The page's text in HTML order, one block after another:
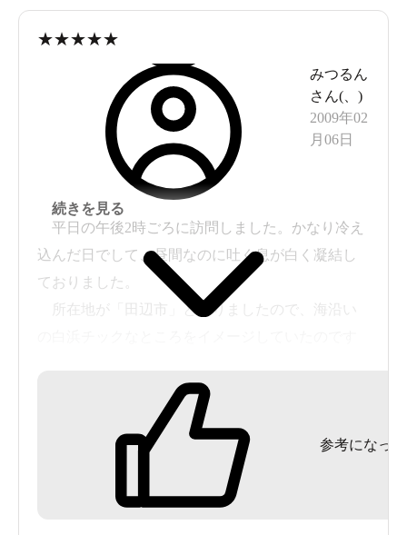
★★★★★
みつるん
さん(
)
2009年02
月06日
平日の午後2時ごろに訪問しました。かなり冷え
込んだ日でして、昼間なのに吐く息が白く凝結し
ておりました。
所在地が「田辺市」とありましたので、海沿い
されてしまいました。えびね温泉なんかと同じよ
うな、いやこちらの方がもっと山奥です。
廃校になった小学校の跡地に村おこし施設なん
かと一緒にあります。木造の比較的新しい建物、
天井が高かったのが印象的でした。脱衣所は鍵つ
続きを見る
参考になった